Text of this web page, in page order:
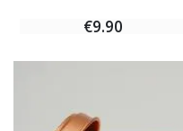
€9.90